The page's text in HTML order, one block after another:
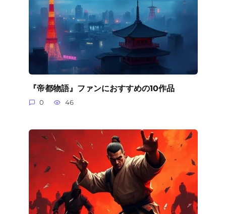
『帝都物語』ファンにおすすめの10作品
0 46